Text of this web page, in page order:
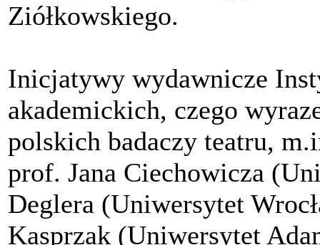
Ziółkowskiego.
Inicjatywy wydawnicze
akademickich, czego
polskich badaczy teatru,
prof. Jana Ciechowicza
Deglera (Uniwersytet
Kasprzak (Uniwersytet